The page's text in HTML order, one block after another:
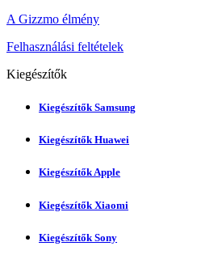
A Gizzmo élmény
Felhasználási feltételek
Kiegészítők
Kiegészítők Samsung
Kiegészítők Huawei
Kiegészítők Apple
Kiegészítők Xiaomi
Kiegészítők Sony